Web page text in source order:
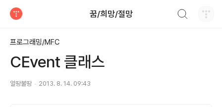
꿈/희망/절망
프로그래밍/MFC
CEvent 클래스
얼땅불땅 2013. 8. 14. 09:43